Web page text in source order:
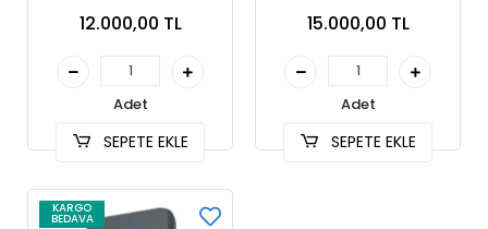
KARTI
12.000,00 TL
Adet
SEPETE EKLE
15.000,00 TL
Adet
SEPETE EKLE
KARGO
BEDAVA